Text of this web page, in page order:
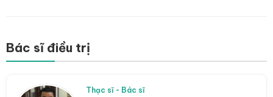
Bác sĩ điều trị
Thạc sĩ - Bác sĩ